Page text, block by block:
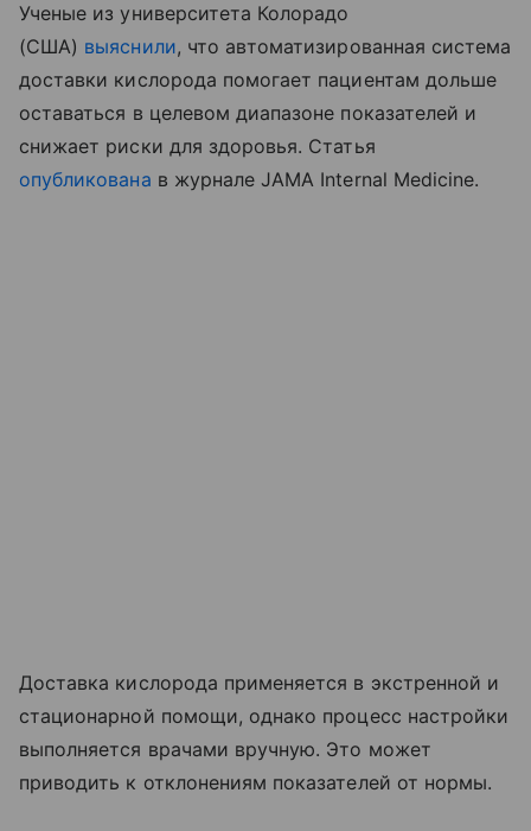
Ученые из университета Колорадо
(США) выяснили, что автоматизированная система
доставки кислорода помогает пациентам дольше
оставаться в целевом диапазоне показателей и
снижает риски для здоровья. Статья
опубликована в журнале JAMA Internal Medicine.
Доставка кислорода применяется в экстренной и
стационарной помощи, однако процесс настройки
выполняется врачами вручную. Это может
приводить к отклонениям показателей от нормы.